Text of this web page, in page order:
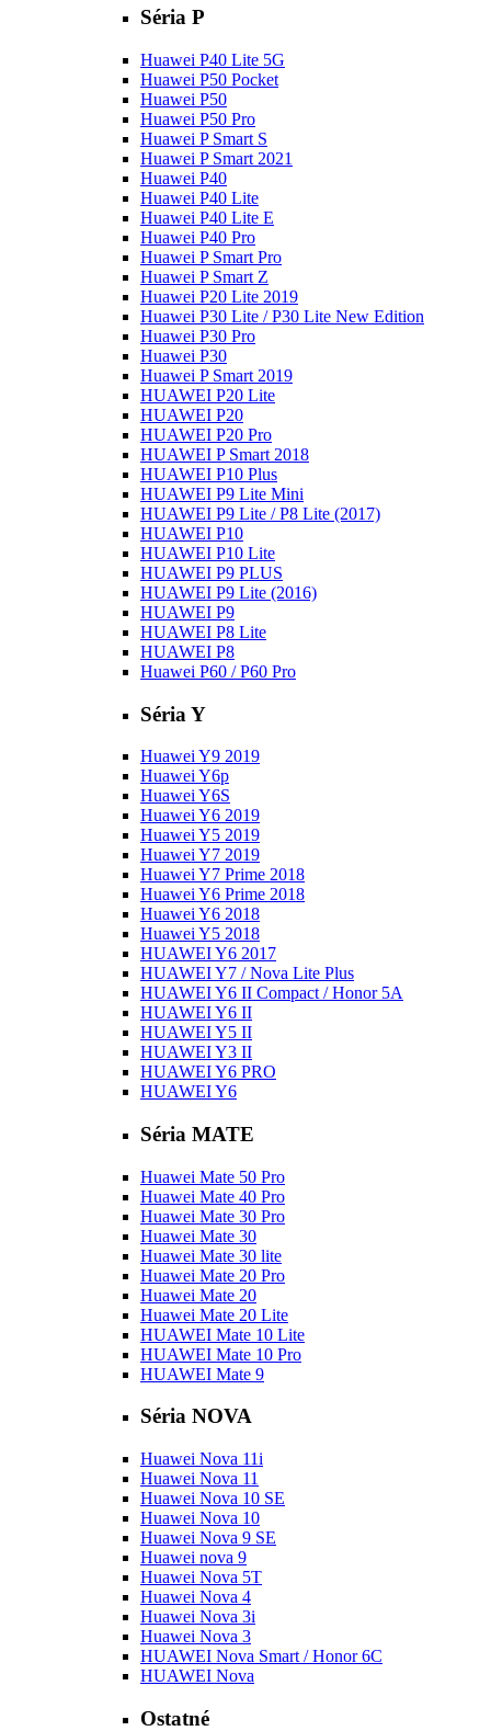
Séria P
Huawei P40 Lite 5G
Huawei P50 Pocket
Huawei P50
Huawei P50 Pro
Huawei P Smart S
Huawei P Smart 2021
Huawei P40
Huawei P40 Lite
Huawei P40 Lite E
Huawei P40 Pro
Huawei P Smart Pro
Huawei P Smart Z
Huawei P20 Lite 2019
Huawei P30 Lite / P30 Lite New Edition
Huawei P30 Pro
Huawei P30
Huawei P Smart 2019
HUAWEI P20 Lite
HUAWEI P20
HUAWEI P20 Pro
HUAWEI P Smart 2018
HUAWEI P10 Plus
HUAWEI P9 Lite Mini
HUAWEI P9 Lite / P8 Lite (2017)
HUAWEI P10
HUAWEI P10 Lite
HUAWEI P9 PLUS
HUAWEI P9 Lite (2016)
HUAWEI P9
HUAWEI P8 Lite
HUAWEI P8
Huawei P60 / P60 Pro
Séria Y
Huawei Y9 2019
Huawei Y6p
Huawei Y6S
Huawei Y6 2019
Huawei Y5 2019
Huawei Y7 2019
Huawei Y7 Prime 2018
Huawei Y6 Prime 2018
Huawei Y6 2018
Huawei Y5 2018
HUAWEI Y6 2017
HUAWEI Y7 / Nova Lite Plus
HUAWEI Y6 II Compact / Honor 5A
HUAWEI Y6 II
HUAWEI Y5 II
HUAWEI Y3 II
HUAWEI Y6 PRO
HUAWEI Y6
Séria MATE
Huawei Mate 50 Pro
Huawei Mate 40 Pro
Huawei Mate 30 Pro
Huawei Mate 30
Huawei Mate 30 lite
Huawei Mate 20 Pro
Huawei Mate 20
Huawei Mate 20 Lite
HUAWEI Mate 10 Lite
HUAWEI Mate 10 Pro
HUAWEI Mate 9
Séria NOVA
Huawei Nova 11i
Huawei Nova 11
Huawei Nova 10 SE
Huawei Nova 10
Huawei Nova 9 SE
Huawei nova 9
Huawei Nova 5T
Huawei Nova 4
Huawei Nova 3i
Huawei Nova 3
HUAWEI Nova Smart / Honor 6C
HUAWEI Nova
Ostatné